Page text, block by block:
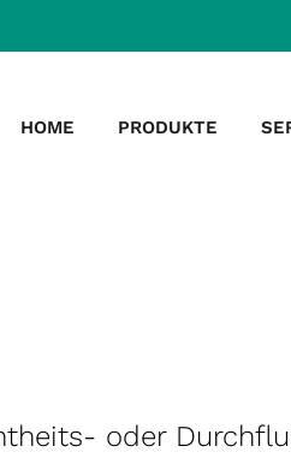
HOME PRODUKTE
oder